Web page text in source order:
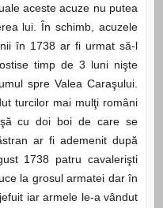
aceste acuze nu putea
lui. În schimb, acuzele
în 1738 ar fi urmat să-l
timp de 3 luni nişte
spre Valea Caraşului.
turcilor mai mulţi români
cu doi boi de care se
ar fi ademenit după
1738 patru cavalerişti
la grosul armatei dar în
iar armele le-a vândut